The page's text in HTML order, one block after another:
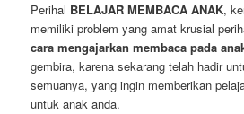
Perihal BELAJAR MEMBACA ANAK,
memiliki problem yang amat krusial
cara mengajarkan membaca pada
gembira, karena sekarang telah hadir
semuanya, yang ingin memberikan
untuk anak anda.